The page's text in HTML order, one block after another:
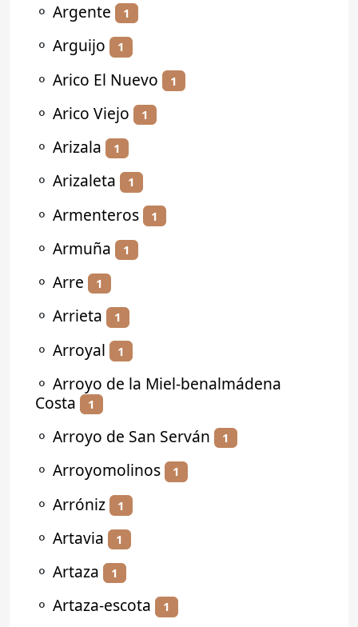
⚬ Argente 1
⚬ Arguijo 1
⚬ Arico El Nuevo 1
⚬ Arico Viejo 1
⚬ Arizala 1
⚬ Arizaleta 1
⚬ Armenteros 1
⚬ Armuña 1
⚬ Arre 1
⚬ Arrieta 1
⚬ Arroyal 1
⚬ Arroyo de la Miel-benalmádena
Costa
1
⚬ Arroyo de San Serván 1
⚬ Arroyomolinos 1
⚬ Arróniz 1
⚬ Artavia 1
⚬ Artaza 1
⚬ Artaza-escota 1